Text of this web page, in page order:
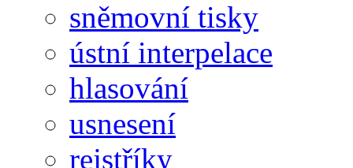
sněmovní tisky
ústní interpelace
hlasování
usnesení
rejstříky